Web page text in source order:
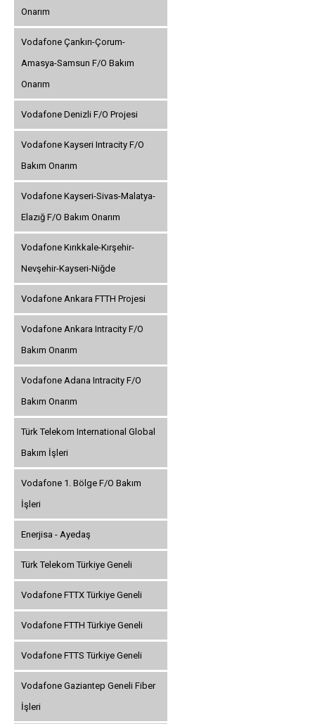
Onarım
Vodafone Çankırı-Çorum-
Amasya-Samsun F/O Bakım
Onarım
Vodafone Denizli F/O Projesi
Vodafone Kayseri Intracity F/O
Bakım Onarım
Vodafone Kayseri-Sivas-Malatya-
Elazığ F/O Bakım Onarım
Vodafone Kırıkkale-Kırşehir-
Nevşehir-Kayseri-Niğde
Vodafone Ankara FTTH Projesi
Vodafone Ankara Intracity F/O
Bakım Onarım
Vodafone Adana Intracity F/O
Bakım Onarım
Türk Telekom International Global
Bakım İşleri
Vodafone 1. Bölge F/O Bakım
İşleri
Enerjisa - Ayedaş
Türk Telekom Türkiye Geneli
Vodafone FTTX Türkiye Geneli
Vodafone FTTH Türkiye Geneli
Vodafone FTTS Türkiye Geneli
Vodafone Gaziantep Geneli Fiber
İşleri